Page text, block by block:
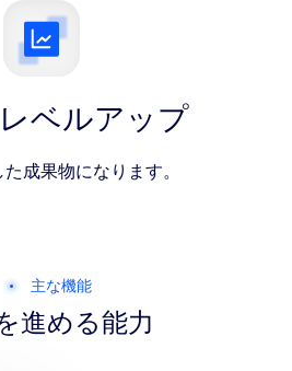
ベルアップ
成果物になります。
主な機能
進める能力